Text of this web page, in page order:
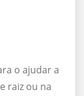
o ajudar a
raiz ou na